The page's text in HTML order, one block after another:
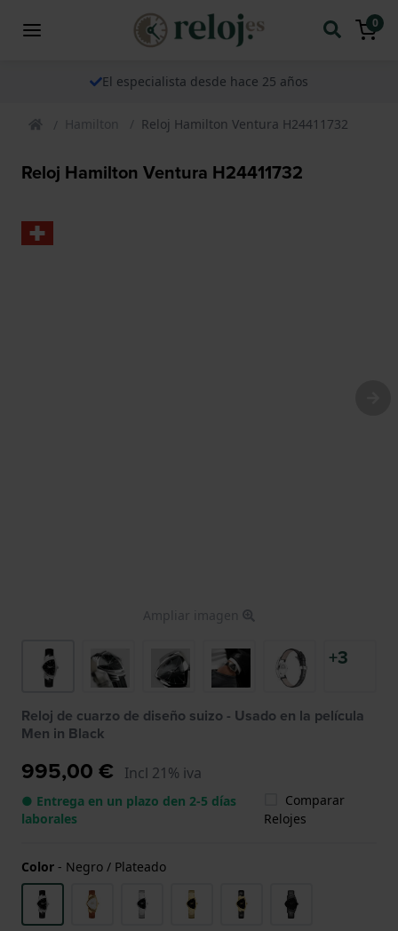
0
El especialista desde hace 25 años
Hamilton Reloj Hamilton Ventura H24411732
Reloj Hamilton Ventura H24411732
Ampliar imagen
+3
Reloj de cuarzo de diseño suizo - Usado en la película
Men in Black
995,00 € Incl 21% iva
● Entrega en un plazo den 2-5 días
laborales
Comparar
Relojes
Color - Negro / Plateado